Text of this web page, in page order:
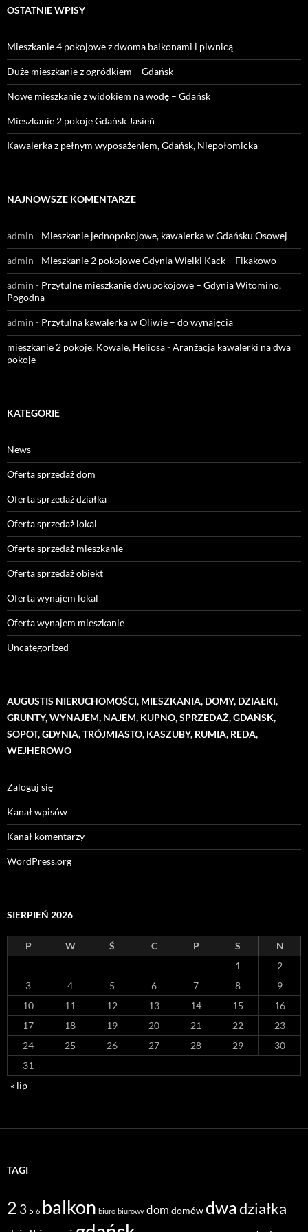
OSTATNIE WPISY
Mieszkanie 4 pokojowe z dwoma balkonami i piwnicą
Duże mieszkanie z ogródkiem – Gdańsk
Nowe mieszkanie z widokiem na wodę – Gdańsk
Mieszkanie 2 pokoje Gdańsk Jasień
Kawalerka z pełnym wyposażeniem, Gdańsk, Niepołomicka
NAJNOWSZE KOMENTARZE
admin - Mieszkanie jednopokojowe, kawalerka w Gdańsku Osowej
admin - Mieszkanie 2 pokojowe Gdynia Wielki Kack – Fikakowo
admin - Przytulne mieszkanie dwupokojowe – Gdynia Witomino,
Pogodna
admin - Przytulna kawalerka w Oliwie – do wynajęcia
mieszkanie 2 pokoje, Kowale, Heliosa-Aranżacja kawalerki na dwa
pokoje
KATEGORIE
News
Oferta sprzedaż dom
Oferta sprzedaż działka
Oferta sprzedaż lokal
Oferta sprzedaż mieszkanie
Oferta sprzedaż obiekt
Oferta wynajem lokal
Oferta wynajem mieszkanie
Uncategorized
AUGUSTIS NIERUCHOMOŚCI, MIESZKANIA, DOMY, DZIAŁKI,
GRUNTY, WYNAJEM, NAJEM, KUPNO, SPRZEDAŻ, GDAŃSK,
SOPOT, GDYNIA, TRÓJMIASTO, KASZUBY, RUMIA, REDA,
WEJHEROWO
Zaloguj się
Kanał wpisów
Kanał komentarzy
WordPress.org
SIERPIEŃ 2026
P W Ś C P S
N
1
2
3
4 5 6 7 8
9
10
11 12 13 14 15
16
17
18 19 20 21 22
23
24
25 26 27 28 29
30
31
« lip
TAGI
2 3 5 6 balkon biuro biurowy dom domów dwadziałka